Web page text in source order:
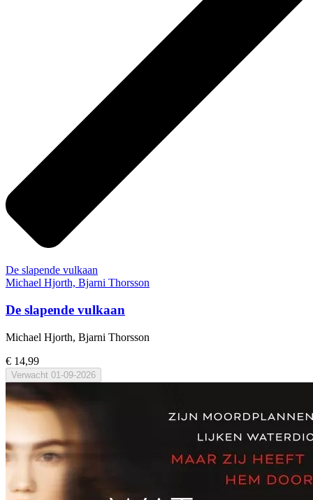
De slapende vulkaan
Michael Hjorth, Bjarni Thorsson
De slapende vulkaan
Michael Hjorth, Bjarni Thorsson
€ 14,99
Verwacht 01-09-2026